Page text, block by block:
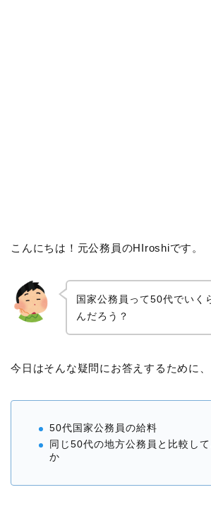
こんにちは！元公務員のHIroshiです。
国家公務員って50代でいく
んだろう？
今日はそんな疑問にお答えするために、
50代国家公務員の給料
同じ50代の地方公務員と比較し
か